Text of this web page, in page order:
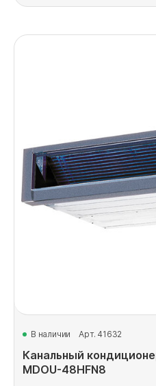
В наличии Арт. 41632
Канальный
MDOU-48HFN8